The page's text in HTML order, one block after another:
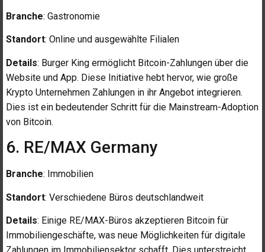
Branche: Gastronomie
Standort: Online und ausgewählte Filialen
Details: Burger King ermöglicht Bitcoin-Zahlungen über die
Website und App. Diese Initiative hebt hervor, wie große
Krypto Unternehmen Zahlungen in ihr Angebot integrieren.
Dies ist ein bedeutender Schritt für die Mainstream-Adoption
von Bitcoin.
6. RE/MAX Germany
Branche: Immobilien
Standort: Verschiedene Büros deutschlandweit
Details: Einige RE/MAX-Büros akzeptieren Bitcoin für
Immobiliengeschäfte, was neue Möglichkeiten für digitale